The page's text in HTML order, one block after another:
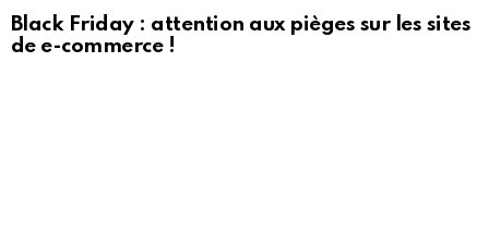
Black Friday : attention aux pièges sur les sites
de e-commerce !